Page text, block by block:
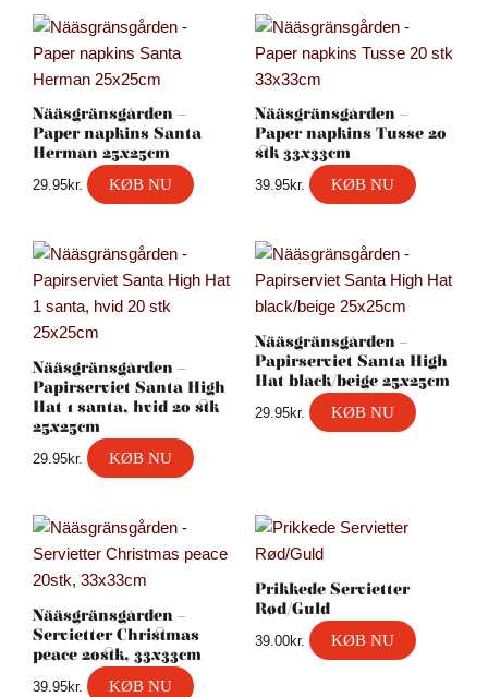
Nääsgränsgården –
Paper napkins Santa
Herman 25x25cm
29.95kr. KØB NU
Nääsgränsgården –
Paper napkins Tusse 20
stk 33x33cm
39.95kr. KØB NU
Nääsgränsgården –
Papirserviet Santa High
Hat 1 santa, hvid 20 stk
25x25cm
29.95kr. KØB NU
Nääsgränsgården –
Papirserviet Santa High
Hat black/beige 25x25cm
29.95kr. KØB NU
Nääsgränsgården –
Servietter Christmas
peace 20stk, 33x33cm
39.95kr. KØB NU
Prikkede Servietter
Rød/Guld
39.00kr. KØB NU